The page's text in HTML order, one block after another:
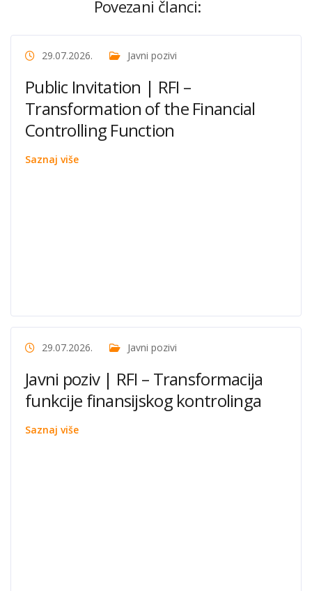
Povezani članci:
29.07.2026. Javni pozivi
Public Invitation | RFI –
Transformation of the Financial
Controlling Function
Saznaj više
29.07.2026. Javni pozivi
Javni poziv | RFI – Transformacija
funkcije finansijskog kontrolinga
Saznaj više